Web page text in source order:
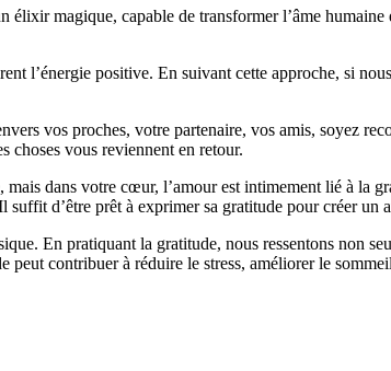
magique, capable de transformer l’âme humaine
l’énergie positive. En suivant cette approche, si
vos proches, votre partenaire, vos amis, soyez
choses vous reviennent en retour.
dans votre cœur, l’amour est intimement lié à la
d’être prêt à exprimer sa gratitude pour créer un
En pratiquant la gratitude, nous ressentons non
contribuer à réduire le stress, améliorer le